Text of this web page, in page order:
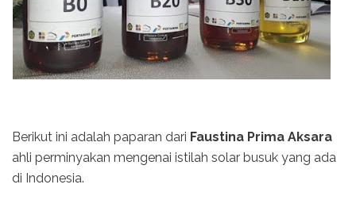
Berikut ini adalah paparan dari Faustina Prima Aksara
ahli perminyakan mengenai istilah solar busuk yang ada
di Indonesia.